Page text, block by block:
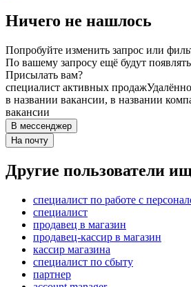
Ничего не нашлось
Попробуйте изменить запрос или
По вашему запросу ещё будут
Присылать вам?
специалист активных продажУдалённо
в названии вакансии, в названии
вакансии
В мессенджер
На почту
Другие пользователи
специалист по работе с
специалист
продавец в магазин
продавец-кассир в магазин
кассир магазина
специалист по сбыту
партнер